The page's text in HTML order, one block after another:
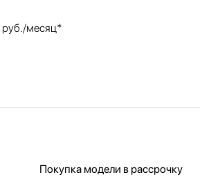
руб./месяц*
Покупка модели в рассрочку